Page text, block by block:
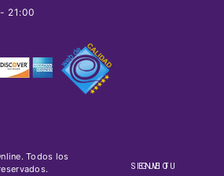
21:00
Todos los
SIGUE TU ENVIO